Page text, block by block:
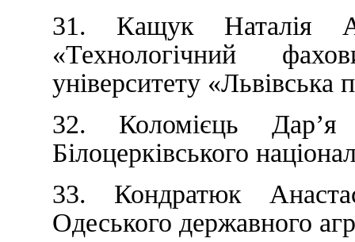
31. Кащук Наталія
«Технологічний
університету «Львівська
32. Коломієць Дар’я
Білоцерківського
33. Кондратюк
Одеського державного